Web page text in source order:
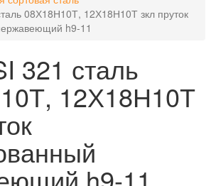
08Х18Н10Т, 12Х18Н10Т зкл пруток
h9-11
321 сталь
12Х18Н10Т